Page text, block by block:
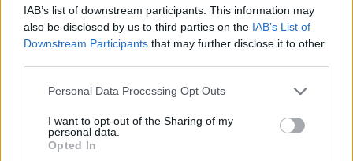
IAB’s list of downstream participants. This information may
also be disclosed by us to third parties on the IAB’s List of
Downstream Participants that may further disclose it to other
Personal Data Processing Opt Outs
I want to opt-out of the Sharing of my
personal data.
Opted In
Τόλης Λελεκίδης